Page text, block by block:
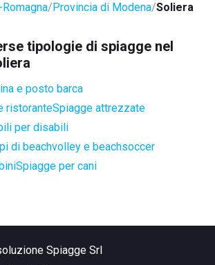
Provincia di Modena Soliera
tipologie di spiagge nel
e posto barca
ristoranteSpiagge attrezzate
per disabili
di beachvolley e beachsoccer
Spiagge per cani
Spiagge Srl